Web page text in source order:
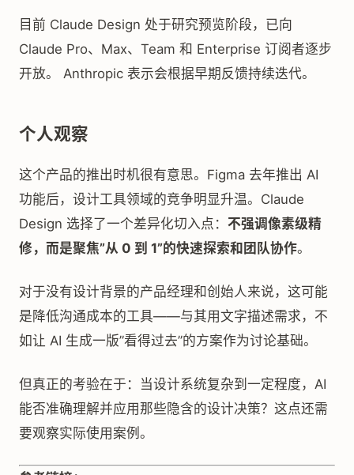
目前 Claude Design 处于研究预览阶段，已向
Claude Pro、Max、Team 和 Enterprise 订阅者逐步
开放。 Anthropic 表示会根据早期反馈持续迭代。
个人观察
这个产品的推出时机很有意思。Figma 去年推出 AI
功能后，设计工具领域的竞争明显升温。Claude
Design 选择了一个差异化切入点： 不强调像素级精
修，而是聚焦”从 0 到 1”的快速探索和团队协作。
对于没有设计背景的产品经理和创始人来说，这可能
是降低沟通成本的工具——与其用文字描述需求，不
如让 AI 生成一版”看得过去”的方案作为讨论基础。
但真正的考验在于：当设计系统复杂到一定程度，AI
能否准确理解并应用那些隐含的设计决策？这点还需
要观察实际使用案例。